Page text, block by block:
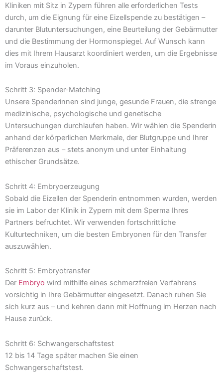
Kliniken mit Sitz in Zypern führen alle erforderlichen Tests
durch, um die Eignung für eine Eizellspende zu bestätigen –
darunter Blutuntersuchungen, eine Beurteilung der Gebärmutter
und die Bestimmung der Hormonspiegel. Auf Wunsch kann
dies mit Ihrem Hausarzt koordiniert werden, um die Ergebnisse
im Voraus einzuholen.
Schritt 3: Spender-Matching
Unsere Spenderinnen sind junge, gesunde Frauen, die strenge
medizinische, psychologische und genetische
Untersuchungen durchlaufen haben. Wir wählen die Spenderin
anhand der körperlichen Merkmale, der Blutgruppe und Ihrer
Präferenzen aus – stets anonym und unter Einhaltung
ethischer Grundsätze.
Schritt 4: Embryoerzeugung
Sobald die Eizellen der Spenderin entnommen wurden, werden
sie im Labor der Klinik in Zypern mit dem Sperma Ihres
Partners befruchtet. Wir verwenden fortschrittliche
Kulturtechniken, um die besten Embryonen für den Transfer
auszuwählen.
Schritt 5: Embryotransfer
Der Embryo wird mithilfe eines schmerzfreien Verfahrens
vorsichtig in Ihre Gebärmutter eingesetzt. Danach ruhen Sie
sich kurz aus – und kehren dann mit Hoffnung im Herzen nach
Hause zurück.
Schritt 6: Schwangerschaftstest
12 bis 14 Tage später machen Sie einen
Schwangerschaftstest.